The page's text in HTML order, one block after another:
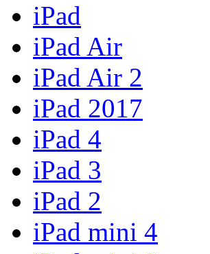
iPad
iPad Air
iPad Air 2
iPad 2017
iPad 4
iPad 3
iPad 2
iPad mini 4